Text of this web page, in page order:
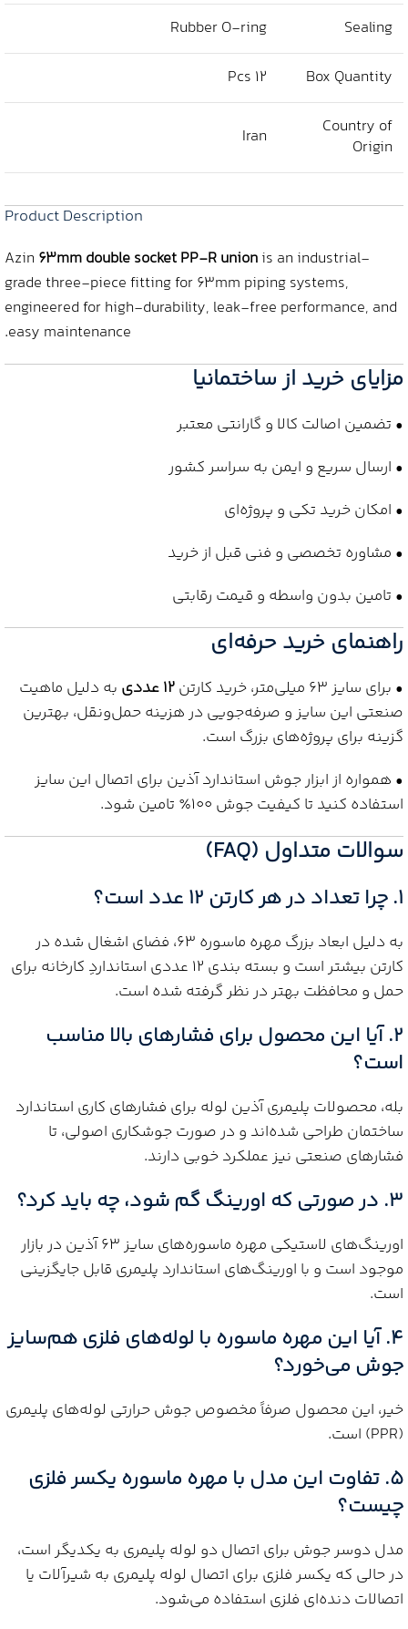
Sealing
Rubber O-ring
Box Quantity
12 Pcs
Country of
Origin
Iran
Product Description
Azin 63mm double socket PP-R unionis an industrial-
grade three-piece fitting for 63mm piping systems,
engineered for high-durability, leak-free performance, and
easy maintenance.
مزایای خرید از ساختمانیا
• تضمین اصالت کالا و گارانتی معتبر
• ارسال سریع و ایمن به سراسر کشور
• امکان خرید تکی و پروژه‌ای
• مشاوره تخصصی و فنی قبل از خرید
• تامین بدون واسطه و قیمت رقابتی
راهنمای خرید حرفه‌ای
• برای سایز 63 میلی‌متر، خرید کارتن 12 عددی
به دلیل ماهیت
صنعتی این سایز و صرفه‌جویی در هزینه حمل‌ونقل، بهترین
گزینه برای پروژه‌های بزرگ است.
• همواره از ابزار جوش استاندارد آذین برای اتصال این سایز
استفاده کنید تا کیفیت جوش ۱۰۰٪ تامین شود.
سوالات متداول (FAQ)
1. چرا تعداد در هر کارتن 12 عدد است؟
به دلیل ابعاد بزرگ مهره ماسوره 63، فضای اشغال شده در
کارتن بیشتر است و بسته بندی 12 عددی استانداردِ کارخانه برای
حمل و محافظت بهتر در نظر گرفته شده است.
2. آیا این محصول برای فشارهای بالا مناسب
است؟
بله، محصولات پلیمری آذین لوله برای فشارهای کاری استاندارد
ساختمان طراحی شده‌اند و در صورت جوشکاری اصولی، تا
فشارهای صنعتی نیز عملکرد خوبی دارند.
3. در صورتی که اورینگ گم شود، چه باید کرد؟
اورینگ‌های لاستیکی مهره ماسوره‌های سایز 63 آذین در بازار
موجود است و با اورینگ‌های استاندارد پلیمری قابل جایگزینی
است.
4. آیا این مهره ماسوره با لوله‌های فلزی هم‌سایز
جوش می‌خورد؟
خیر، این محصول صرفاً مخصوص جوش حرارتی لوله‌های پلیمری
(PPR) است.
5. تفاوت این مدل با مهره ماسوره یکسر فلزی
چیست؟
مدل دوسر جوش برای اتصال دو لوله پلیمری به یکدیگر است،
در حالی که یکسر فلزی برای اتصال لوله پلیمری به شیرآلات یا
اتصالات دنده‌ای فلزی استفاده می‌شود.